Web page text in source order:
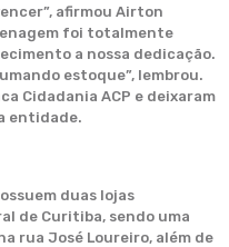
afirmou Airton
foi totalmente
a nossa dedicação.
estoque”, lembrou.
Cidadania ACP e deixaram
entidade.
duas lojas
de Curitiba, sendo uma
rua José Loureiro, além de